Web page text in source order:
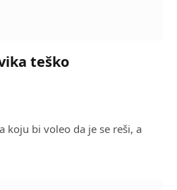
teško
koju bi voleo da je se reši, a